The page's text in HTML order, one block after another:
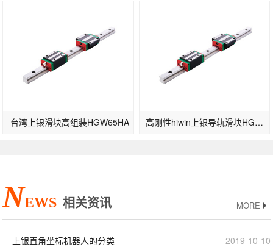
台湾上银滑块高组装HGW65HA 高刚性hiwin上银导轨滑块HGW30CB-高速型
NEWS 相关资讯 MORE
上银直角坐标机器人的分类
2019-10-10